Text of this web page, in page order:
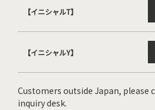
【イニシャルT】
【イニシャルY】
Customers outside Japan, please
inquiry desk.